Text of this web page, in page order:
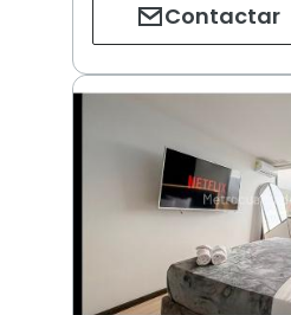
Contactar